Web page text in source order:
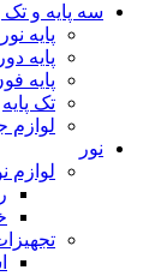
سه پایه و تک
پایه نور
پایه
پایه
تک پایه
لوازم
نور
لوازم